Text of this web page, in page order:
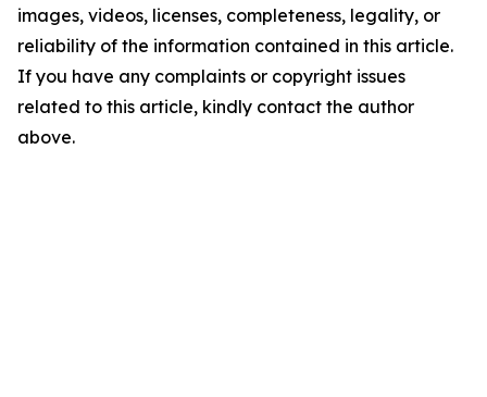
images, videos, licenses, completeness, legality, or
reliability of the information contained in this article.
If you have any complaints or copyright issues
related to this article, kindly contact the author
above.